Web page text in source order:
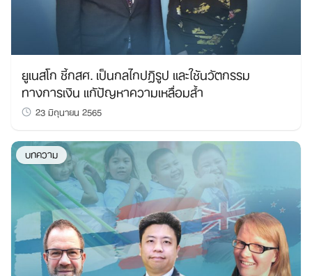
ยูเนสโก ชี้กสศ. เป็นกลไกปฏิรูป และใช้นวัตกรรม
ทางการเงิน แก้ปัญหาความเหลื่อมล้ำ
23 มิถุนายน 2565
บทความ